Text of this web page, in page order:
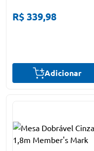
R$ 339,98
Adicionar